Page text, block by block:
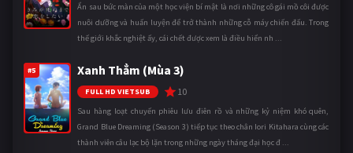
Ẩn sau bức màn của một học viện bí mật là nơi những cô gái mồ côi được
nuôi dưỡng và huấn luyện để trở thành những cỗ máy chiến đấu. Trong
thế giới khắc nghiệt ấy, cái chết được xem là điều hiển nh ...
#5 Xanh Thẳm (Mùa 3)
FULL HD VIETSUB 10
Sau hàng loạt chuyến phiêu lưu điên rồ và những kỷ niệm khó quên,
Grand Blue Dreaming (Season 3) tiếp tục theo chân Iori Kitahara cùng các
thành viên câu lạc bộ lặn trong những ngày tháng đại học đ ...